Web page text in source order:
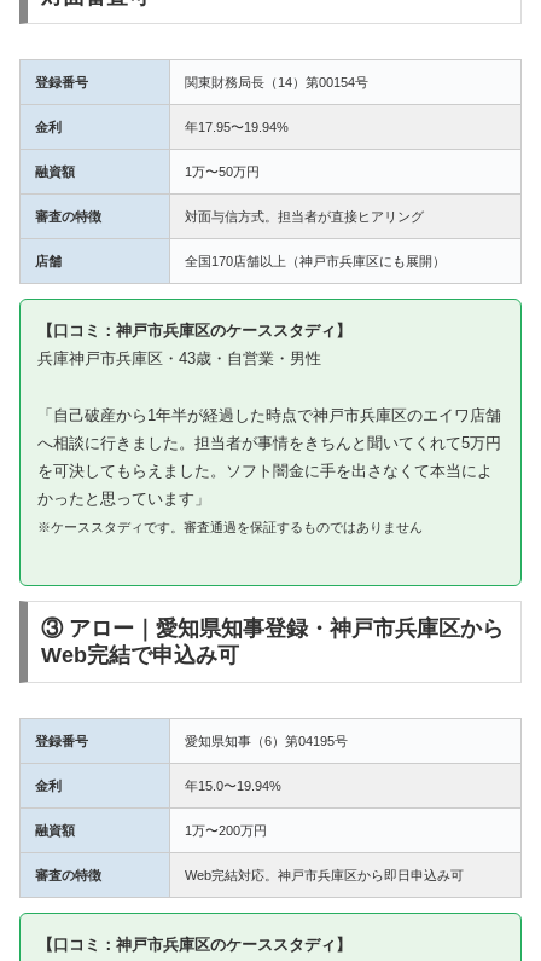
登録番号 関東財務局長（14）第00154号
金利 年17.95〜19.94%
融資額 1万〜50万円
審査の特徴 対面与信方式。担当者が直接ヒアリング
店舗 全国170店舗以上（神戸市兵庫区にも展開）
【口コミ：神戸市兵庫区のケーススタディ】
兵庫神戸市兵庫区・43歳・自営業・男性
「自己破産から1年半が経過した時点で神戸市兵庫区のエイワ店舗
へ相談に行きました。担当者が事情をきちんと聞いてくれて5万円
を可決してもらえました。ソフト闇金に手を出さなくて本当によ
かったと思っています」
※ケーススタディです。審査通過を保証するものではありません
③ アロー｜愛知県知事登録・神戸市兵庫区から
Web完結で申込み可
登録番号 愛知県知事（6）第04195号
金利 年15.0〜19.94%
融資額 1万〜200万円
審査の特徴 Web完結対応。神戸市兵庫区から即日申込み可
【口コミ：神戸市兵庫区のケーススタディ】